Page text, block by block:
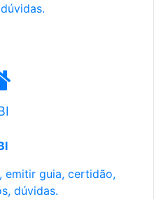
emitir guia, certidão,
dúvidas.